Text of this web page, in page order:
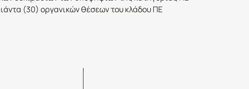
(30) οργανικών θέσεων του κλάδου ΠΕ